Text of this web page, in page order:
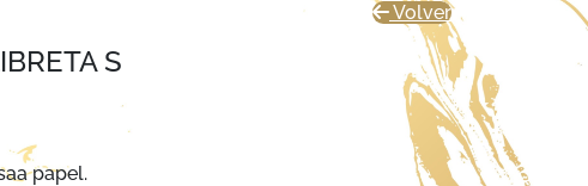
Volver
S
papel.